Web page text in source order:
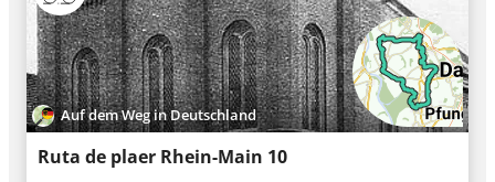
Auf dem Weg in Deutschland
Ruta de plaer Rhein-Main 10